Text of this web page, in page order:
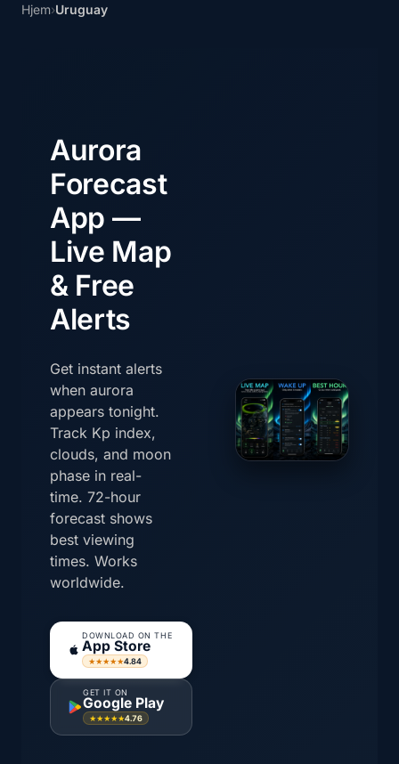
Hjem›Uruguay
Aurora
Forecast
App —
Live Map
& Free
Alerts
Get instant alerts
when aurora
appears tonight.
Track Kp index,
clouds, and moon
phase in real-
time. 72-hour
forecast shows
best viewing
times. Works
worldwide.
DOWNLOAD ON THE
App Store
★★★★★4.84
GET IT ON
Google Play
★★★★★4.76